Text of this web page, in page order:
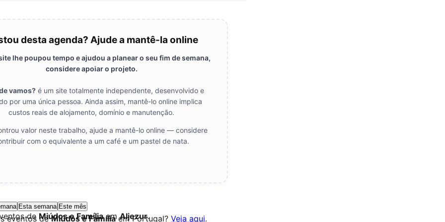
desta agenda? Ajude a mantê-la online
lhe poupou tempo e ajudou a planear o seu fim de semana,
considere apoiar o projeto.
vamos? é um site totalmente independente, desenvolvido e
por uma única pessoa. Ainda assim, mantê-lo online implica
custos reais de alojamento, domínio e manutenção.
valor neste trabalho, ajude a mantê-lo online — considere
com o equivalente a um café e um pastel de nata.
Esta semana Este mês
de Miúdos e FamíliaemAljezur.
eventos deMiúdos e Famíliaem Portugal? Veja aqui.